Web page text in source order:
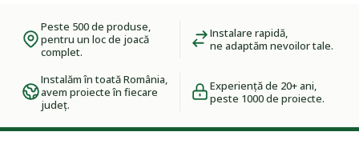
creşterea activităţii
Peste 500 de produse,
pentru un loc de joacă
complet.
Instalare rapidă,
ne adaptăm nevoilor tale.
Instalăm în toată România,
avem proiecte în fiecare
județ.
Experiență de 20+ ani,
peste 1000 de proiecte.